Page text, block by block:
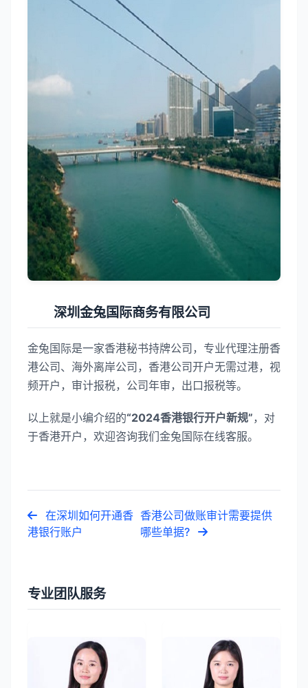
深圳金兔国际商务有限公司
金兔国际是一家香港秘书持牌公司，专业代理注册香
港公司、海外离岸公司，香港公司开户无需过港，视
频开户，审计报税，公司年审，出口报税等。
以上就是小编介绍的“2024香港银行开户新规”，对
于香港开户，欢迎咨询我们金兔国际在线客服。
在深圳如何开通香
港银行账户
香港公司做账审计需要提供
哪些单据?
专业团队服务